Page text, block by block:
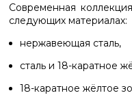
Современная коллекция
следующих материалах:
нержавеющая сталь,
сталь и 18-каратное
18-каратное жёлтое